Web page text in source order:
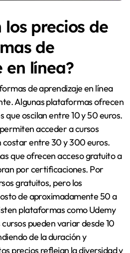
los precios de
de
en línea?
de aprendizaje en línea
Algunas plataformas ofrecen
que oscilan entre 10 y 50 euros.
acceder a cursos
costar entre 30 y 300 euros.
que ofrecen acceso gratuito a
por certificaciones. Por
gratuitos, pero los
de aproximadamente 50 a
plataformas como Udemy
pueden variar desde 10
de la duración y
precios reflejan la diversidad y